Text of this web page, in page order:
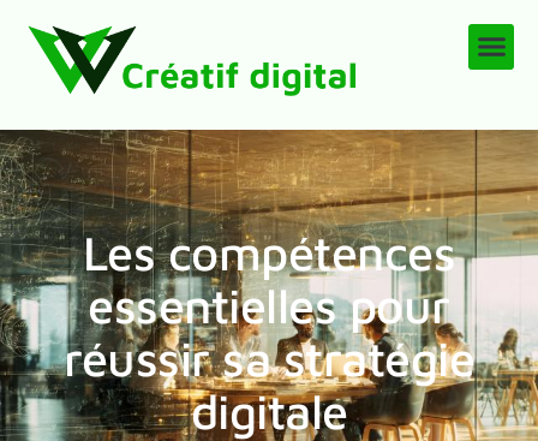
Les compétences
essentielles pour
réussir sa stratégie
digitale